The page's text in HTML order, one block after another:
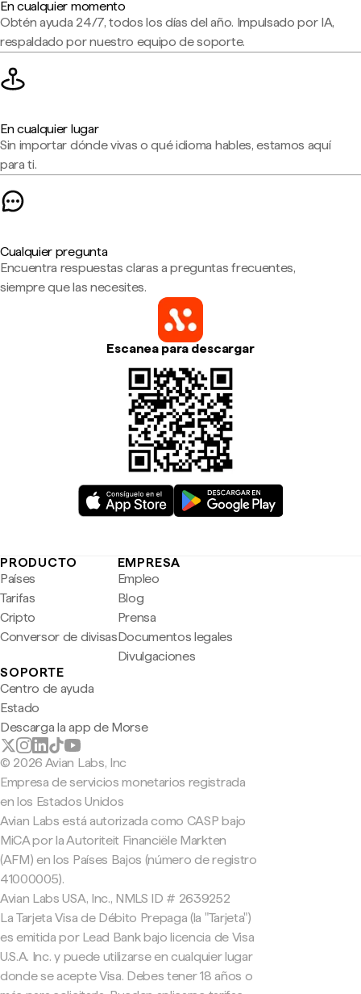
En cualquier momento
Obtén ayuda 24/7, todos los días del año. Impulsado por IA,
respaldado por nuestro equipo de soporte.
En cualquier lugar
Sin importar dónde vivas o qué idioma hables, estamos aquí
para ti.
Cualquier pregunta
Encuentra respuestas claras a preguntas frecuentes,
siempre que las necesites.
Escanea para descargar
PRODUCTO
Países
Tarifas
Cripto
Conversor de divisas
EMPRESA
Empleo
Blog
Prensa
Documentos legales
Divulgaciones
SOPORTE
Centro de ayuda
Estado
Descarga la app de Morse
© 2026 Avian Labs, Inc
Empresa de servicios monetarios registrada
en los Estados Unidos
Avian Labs está autorizada como CASP bajo
MiCA por la Autoriteit Financiële Markten
(AFM) en los Países Bajos (número de registro
41000005).
Avian Labs USA, Inc., NMLS ID # 2639252
La Tarjeta Visa de Débito Prepaga (la "Tarjeta")
es emitida por Lead Bank bajo licencia de Visa
U.S.A. Inc. y puede utilizarse en cualquier lugar
donde se acepte Visa. Debes tener 18 años o